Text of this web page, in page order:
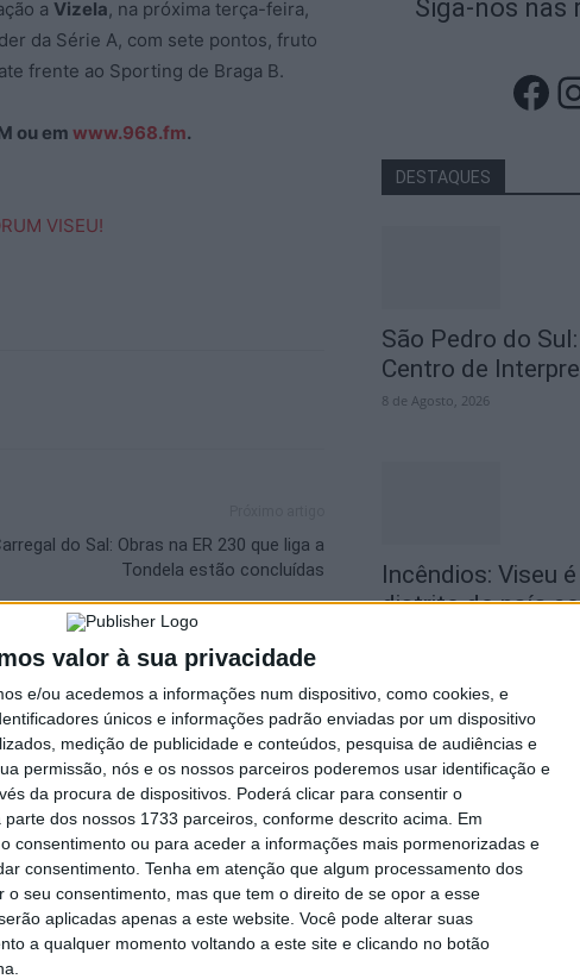
valor à sua privacidade
e/ou acedemos a informações num dispositivo, como cookies, e
únicos e informações padrão enviadas por um dispositivo
medição de publicidade e conteúdos, pesquisa de audiências e
permissão, nós e os nossos parceiros poderemos usar identificação e
da procura de dispositivos. Poderá clicar para consentir o
dos nossos 1733 parceiros, conforme descrito acima. Em
consentimento ou para aceder a informações mais pormenorizadas e
consentimento. Tenha em atenção que algum processamento dos
seu consentimento, mas que tem o direito de se opor a esse
aplicadas apenas a este website. Você pode alterar suas
a qualquer momento voltando a este site e clicando no botão
a Vizela, na próxima terça-feira,
da Série A, com sete pontos, fruto
frente ao Sporting de Braga B.
ou em www.968.fm.
do Sal: Obras na ER 230 que liga a
Tondela estão concluídas
vão exibir distinções
Siga-nos nas
DESTAQUES
São Pedro do
Centro de
8 de Agosto, 2026
Incêndios: Viseu
distrito do país
Futebol:
e Tondela vão
oficiais nas...
7 de Agosto, 2026